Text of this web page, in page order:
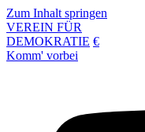
Zum Inhalt springen
VEREIN FÜR
DEMOKRATIE €
Komm' vorbei